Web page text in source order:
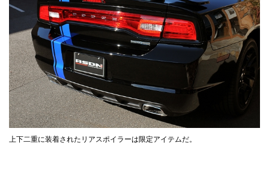
上下二重に装着されたリアスポイラーは限定アイテムだ。